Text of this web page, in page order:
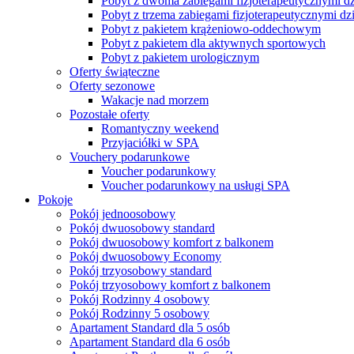
Pobyt z trzema zabiegami fizjoterapeutycznymi
Pobyt z pakietem krążeniowo-oddechowym
Pobyt z pakietem dla aktywnych sportowych
Pobyt z pakietem urologicznym
Oferty świąteczne
Oferty sezonowe
Wakacje nad morzem
Pozostałe oferty
Romantyczny weekend
Przyjaciółki w SPA
Vouchery podarunkowe
Voucher podarunkowy
Voucher podarunkowy na usługi SPA
Pokoje
Pokój jednoosobowy
Pokój dwuosobowy standard
Pokój dwuosobowy komfort z balkonem
Pokój dwuosobowy Economy
Pokój trzyosobowy standard
Pokój trzyosobowy komfort z balkonem
Pokój Rodzinny 4 osobowy
Pokój Rodzinny 5 osobowy
Apartament Standard dla 5 osób
Apartament Standard dla 6 osób